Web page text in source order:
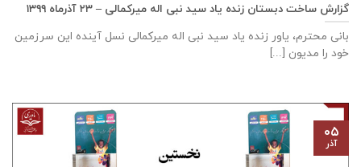
گزارش ساخت دبستان زنده ياد سيد نبی اله ميركمالی – ۲۳ آذر‌ماه ۱۳۹۹
بانی محترم، یاور زنده ياد سيد نبی اله ميركمالی نسل آینده این سرزمین
خود را مدیون [...]
۰۵
آذر